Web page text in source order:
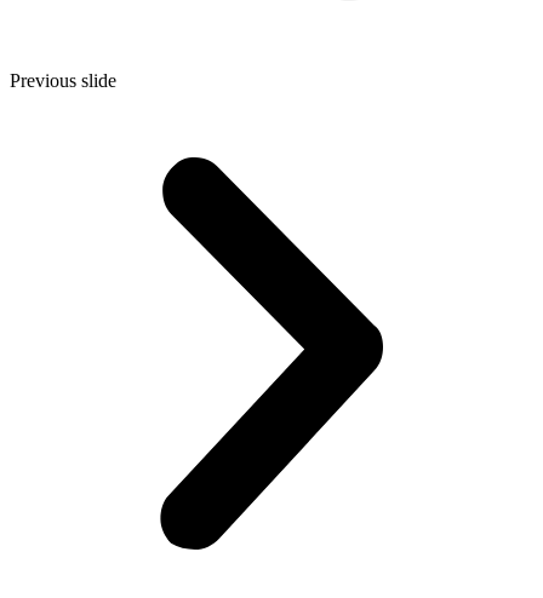
Previous slide